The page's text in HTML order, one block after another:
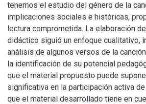
tenemos el estudio del género de la
implicaciones sociales e históricas,
lectura comprometida. La elaboración
didáctico siguió un enfoque cualitativo,
análisis de algunos versos de la
la identificación de su potencial
que el material propuesto puede
significativa en la participación activa
que el material desarrollado tiene en